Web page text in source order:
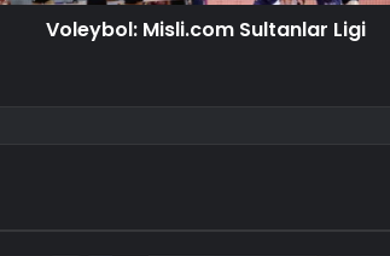
Voleybol: Misli.com Sultanlar Ligi